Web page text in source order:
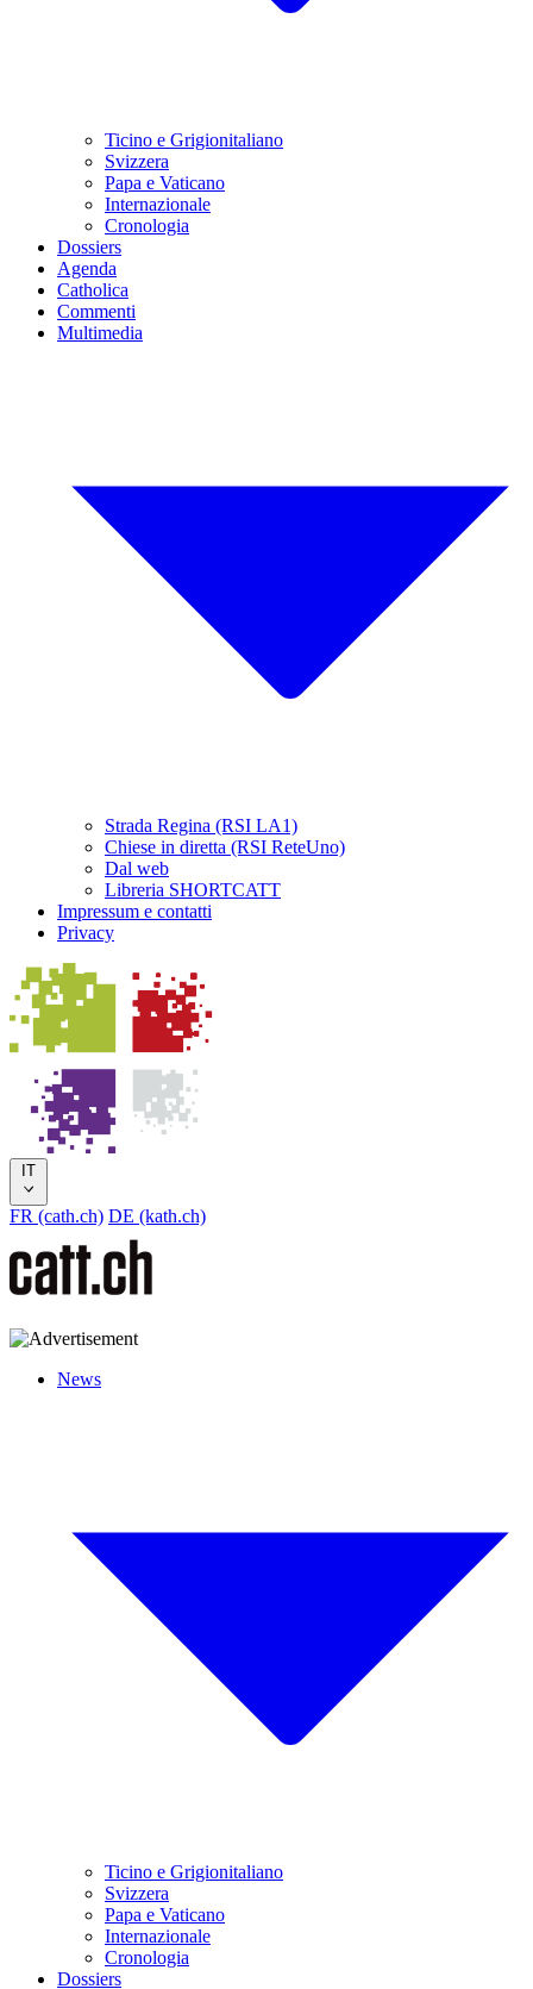
Ticino e Grigionitaliano
Svizzera
Papa e Vaticano
Internazionale
Cronologia
Dossiers
Agenda
Catholica
Commenti
Multimedia
Strada Regina (RSI LA1)
Chiese in diretta (RSI ReteUno)
Dal web
Libreria SHORTCATT
Impressum e contatti
Privacy
IT
FR (cath.ch) DE (kath.ch)
News
Ticino e Grigionitaliano
Svizzera
Papa e Vaticano
Internazionale
Cronologia
Dossiers